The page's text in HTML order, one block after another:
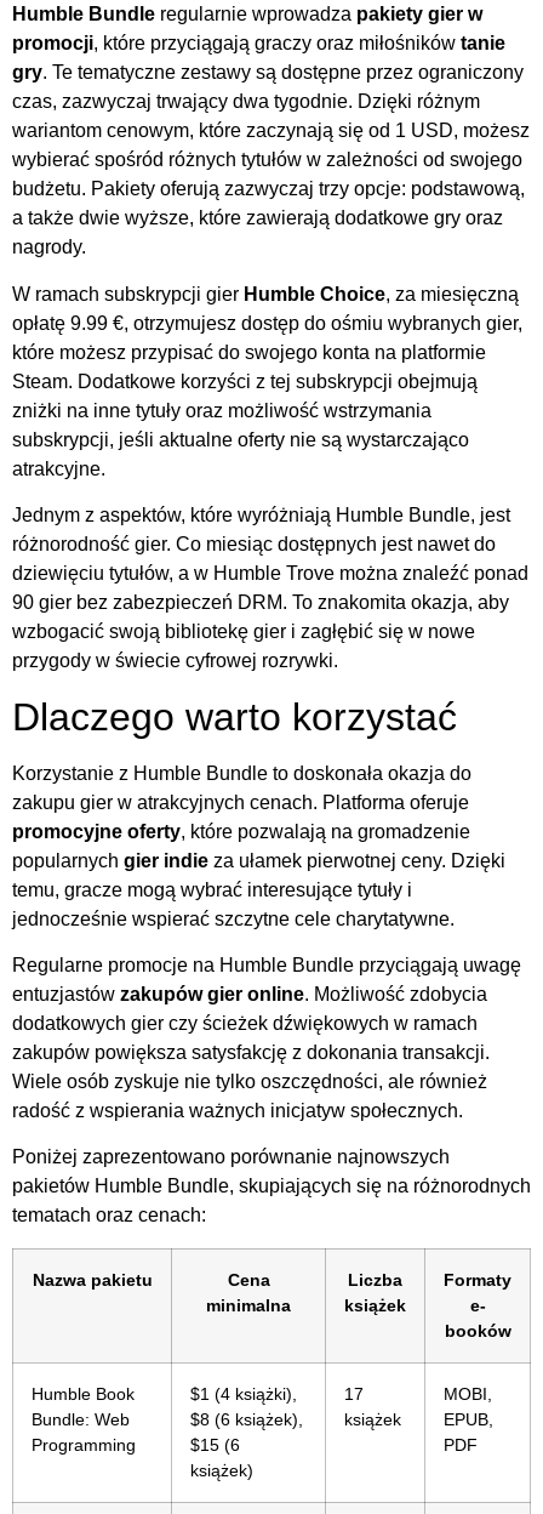
Humble Bundle regularnie wprowadza pakiety gier w
promocji, które przyciągają graczy oraz miłośników tanie
gry. Te tematyczne zestawy są dostępne przez ograniczony
czas, zazwyczaj trwający dwa tygodnie. Dzięki różnym
wariantom cenowym, które zaczynają się od 1 USD, możesz
wybierać spośród różnych tytułów w zależności od swojego
budżetu. Pakiety oferują zazwyczaj trzy opcje: podstawową,
a także dwie wyższe, które zawierają dodatkowe gry oraz
nagrody.
W ramach subskrypcji gier Humble Choice, za miesięczną
opłatę 9.99 €, otrzymujesz dostęp do ośmiu wybranych gier,
które możesz przypisać do swojego konta na platformie
Steam. Dodatkowe korzyści z tej subskrypcji obejmują
zniżki na inne tytuły oraz możliwość wstrzymania
subskrypcji, jeśli aktualne oferty nie są wystarczająco
atrakcyjne.
Jednym z aspektów, które wyróżniają Humble Bundle, jest
różnorodność gier. Co miesiąc dostępnych jest nawet do
dziewięciu tytułów, a w Humble Trove można znaleźć ponad
90 gier bez zabezpieczeń DRM. To znakomita okazja, aby
wzbogacić swoją bibliotekę gier i zagłębić się w nowe
przygody w świecie cyfrowej rozrywki.
Dlaczego warto korzystać
Korzystanie z Humble Bundle to doskonała okazja do
zakupu gier w atrakcyjnych cenach. Platforma oferuje
promocyjne oferty, które pozwalają na gromadzenie
popularnych gier indie za ułamek pierwotnej ceny. Dzięki
temu, gracze mogą wybrać interesujące tytuły i
jednocześnie wspierać szczytne cele charytatywne.
Regularne promocje na Humble Bundle przyciągają uwagę
entuzjastów zakupów gier online. Możliwość zdobycia
dodatkowych gier czy ścieżek dźwiękowych w ramach
zakupów powiększa satysfakcję z dokonania transakcji.
Wiele osób zyskuje nie tylko oszczędności, ale również
radość z wspierania ważnych inicjatyw społecznych.
Poniżej zaprezentowano porównanie najnowszych
pakietów Humble Bundle, skupiających się na różnorodnych
tematach oraz cenach:
Nazwa pakietu
Cena
minimalna
Liczba
książek
Formaty
e-
booków
Humble Book
Bundle: Web
Programming
$1 (4 książki),
$8 (6 książek),
$15 (6
książek)
17
książek
MOBI,
EPUB,
PDF